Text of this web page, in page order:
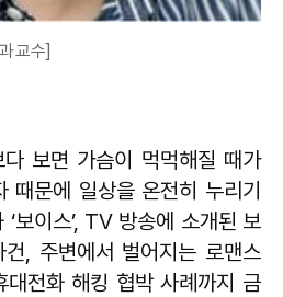
교수]
보면 가슴이 먹먹해질 때가
때문에 일상을 온전히 누리기
보이스’, TV 방송에 소개된 보
, 주변에서 벌어지는 로맨스
전화 해킹 협박 사례까지 금